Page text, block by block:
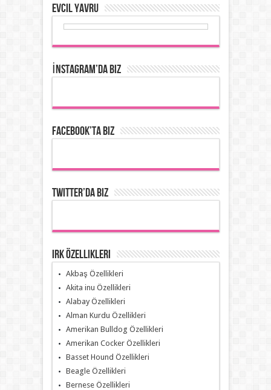
Evcil Yavru
İnstagram’da Biz
Facebook’ta Biz
Twitter’da Biz
Irk Özellikleri
Akbaş Özellikleri
Akita inu Özellikleri
Alabay Özellikleri
Alman Kurdu Özellikleri
Amerikan Bulldog Özellikleri
Amerikan Cocker Özellikleri
Basset Hound Özellikleri
Beagle Özellikleri
Bernese Özellikleri